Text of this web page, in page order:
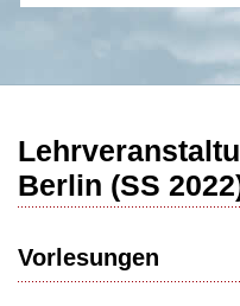
Berlin (SS
Vorlesungen